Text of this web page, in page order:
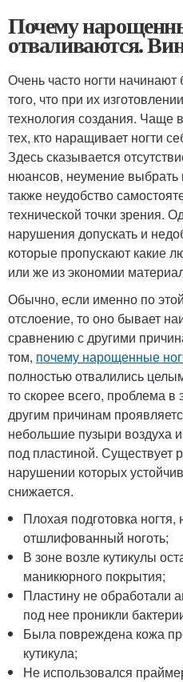
Почему
отваливаются.
Очень часто ногти
того, что при их
технология создания. Чаще
тех, кто наращивает ногти
Здесь сказывается
нюансов, неумение выбрать
также неудобство
технической точки зрения.
нарушения допускать и
которые пропускают какие
или же из экономии
Обычно, если именно по
отслоение, то оно бывает
сравнению с другими
том, почему нарощенные
полностью отвалились
то скорее всего, проблема
другим причинам
небольшие пузыри воздуха
под пластиной. Существует
нарушении которых
снижается.
Плохая подготовка ногтя,
отшлифованный ноготь;
В зоне возле кутикулы
маникюрного покрытия;
Пластину не обработали
под нее проникли
Была повреждена кожа
кутикула;
Не использовался